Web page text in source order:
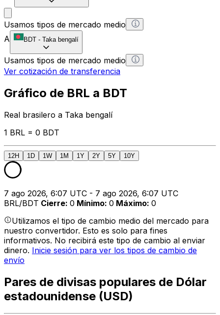
Usamos tipos de mercado medio
A
BDT - Taka bengalí
Usamos tipos de mercado medio
Ver cotización de transferencia
Gráfico de BRL a BDT
Real brasilero a Taka bengalí
1 BRL = 0 BDT
12H 1D 1W 1M 1Y 2Y 5Y 10Y
7 ago 2026, 6:07 UTC - 7 ago 2026, 6:07 UTC
BRL/BDT Cierre: 0 Mínimo: 0 Máximo: 0
Utilizamos el tipo de cambio medio del mercado para
nuestro convertidor. Esto es solo para fines
informativos. No recibirá este tipo de cambio al enviar
dinero. Inicie sesión para ver los tipos de cambio de
envío
Pares de divisas populares de Dólar
estadounidense (USD)